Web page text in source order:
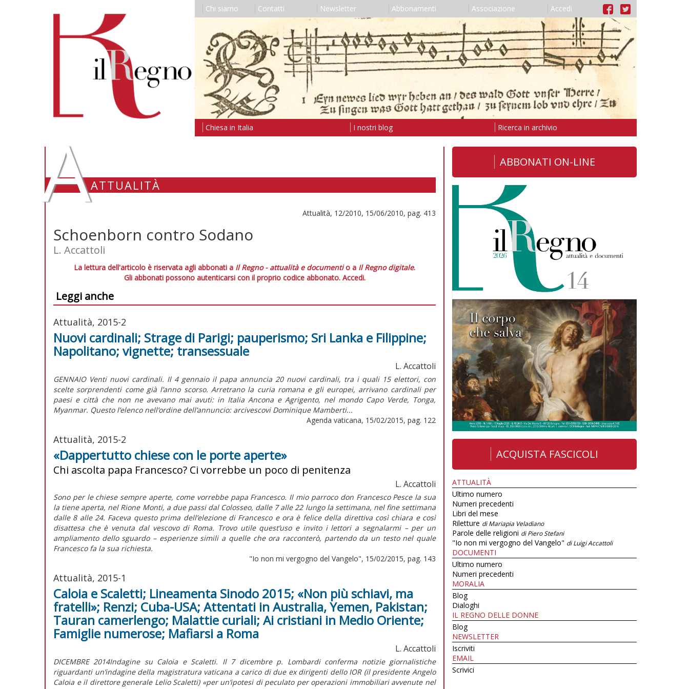
Chi siamo Contatti Newsletter Abbonamenti Associazione Accedi
Chiesa in Italia I nostri blog Ricerca in archivio
AATTUALITÀ
Attualità, 12/2010, 15/06/2010, pag. 413
Schoenborn contro Sodano
L. Accattoli
La lettura dell'articolo è riservata agli abbonati a Il Regno - attualità e documentio a Il Regno digitale.
Gli abbonati possono autenticarsi con il proprio codice abbonato. Accedi.
Leggi anche
Attualità, 2015-2
Nuovi cardinali; Strage di Parigi; pauperismo; Sri Lanka e Filippine;
Napolitano; vignette; transessuale
L. Accattoli
GENNAIO Venti nuovi cardinali. Il 4 gennaio il papa annuncia 20 nuovi cardinali, tra i quali 15 elettori, con
scelte sorprendenti come già l’anno scorso. Arretrano la curia romana e gli europei, arrivano cardinali per
paesi e città che non ne avevano mai avuti: in Italia Ancona e Agrigento, nel mondo Capo Verde, Tonga,
Myanmar. Questo l’elenco nell’ordine dell’annuncio: arcivescovi Dominique Mamberti...
Agenda vaticana, 15/02/2015, pag. 122
Attualità, 2015-2
«Dappertutto chiese con le porte aperte»
Chi ascolta papa Francesco? Ci vorrebbe un poco di penitenza
L. Accattoli
Sono per le chiese sempre aperte, come vorrebbe papa Francesco. Il mio parroco don Francesco Pesce la sua
la tiene aperta, nel Rione Monti, a due passi dal Colosseo, dalle 7 alle 22 lungo la settimana, nel fine settimana
dalle 8 alle 24. Faceva questo prima dell’elezione di Francesco e ora è felice della direttiva così chiara e così
disattesa che è venuta dal vescovo di Roma. Trovo utile quest’uso e invito i lettori a segnalarmi – per un
ampliamento dello sguardo – esperienze simili a quelle che ora racconterò, partendo da un testo nel quale
Francesco fa la sua richiesta.
"Io non mi vergogno del Vangelo", 15/02/2015, pag. 143
Attualità, 2015-1
Caloia e Scaletti; Lineamenta Sinodo 2015; «Non più schiavi, ma
fratelli»; Renzi; Cuba-USA; Attentati in Australia, Yemen, Pakistan;
Tauran camerlengo; Malattie curiali; Ai cristiani in Medio Oriente;
Famiglie numerose; Mafiarsi a Roma
L. Accattoli
DICEMBRE 2014Indagine su Caloia e Scaletti. Il 7 dicembre p. Lombardi conferma notizie giornalistiche
riguardanti un’indagine della magistratura vaticana a carico di due ex dirigenti dello IOR (il presidente Angelo
Caloia e il direttore generale Lelio Scaletti) «per un’ipotesi di peculato per operazioni immobiliari avvenute nel
ABBONATI ON-LINE
ACQUISTA FASCICOLI
ATTUALITÀ
Ultimo numero
Numeri precedenti
Libri del mese
Riletture di Mariapia Veladiano
Parole delle religioni di Piero Stefani
"Io non mi vergogno del Vangelo" di Luigi Accattoli
DOCUMENTI
Ultimo numero
Numeri precedenti
MORALIA
Blog
Dialoghi
IL REGNO DELLE DONNE
Blog
NEWSLETTER
Iscriviti
EMAIL
Scrivici